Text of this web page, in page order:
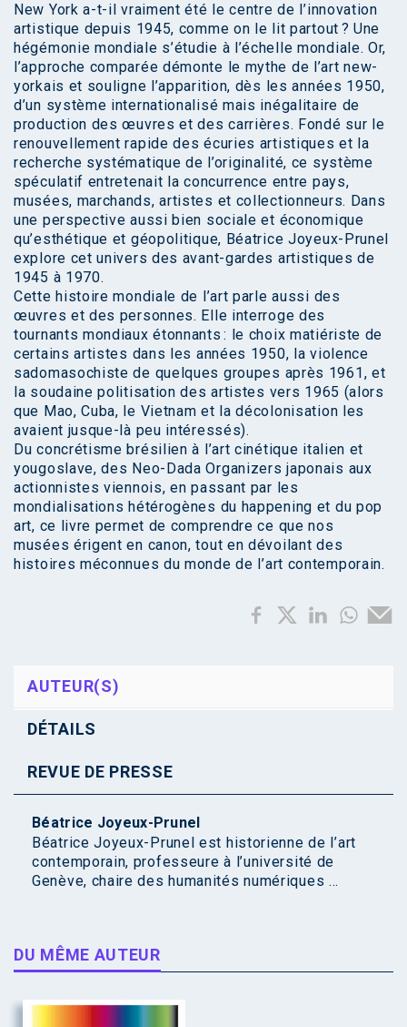
New York a-t-il vraiment été le centre de l’innovation
artistique depuis 1945, comme on le lit partout ? Une
hégémonie mondiale s’étudie à l’échelle mondiale. Or,
l’approche comparée démonte le mythe de l’art new-
yorkais et souligne l’apparition, dès les années 1950,
d’un système internationalisé mais inégalitaire de
production des œuvres et des carrières. Fondé sur le
renouvellement rapide des écuries artistiques et la
recherche systématique de l’originalité, ce système
spéculatif entretenait la concurrence entre pays,
musées, marchands, artistes et collectionneurs. Dans
une perspective aussi bien sociale et économique
qu’esthétique et géopolitique, Béatrice Joyeux-Prunel
explore cet univers des avant-gardes artistiques de
1945 à 1970.
Cette histoire mondiale de l’art parle aussi des
œuvres et des personnes. Elle interroge des
tournants mondiaux étonnants : le choix matiériste de
certains artistes dans les années 1950, la violence
sadomasochiste de quelques groupes après 1961, et
la soudaine politisation des artistes vers 1965 (alors
que Mao, Cuba, le Vietnam et la décolonisation les
avaient jusque-là peu intéressés).
Du concrétisme brésilien à l’art cinétique italien et
yougoslave, des Neo-Dada Organizers japonais aux
actionnistes viennois, en passant par les
mondialisations hétérogènes du happening et du pop
art, ce livre permet de comprendre ce que nos
musées érigent en canon, tout en dévoilant des
histoires méconnues du monde de l’art contemporain.
AUTEUR(S)
DÉTAILS
REVUE DE PRESSE
Béatrice Joyeux-Prunel
Béatrice Joyeux-Prunel est historienne de l’art
contemporain, professeure à l’université de
Genève, chaire des humanités numériques ...
DU MÊME AUTEUR